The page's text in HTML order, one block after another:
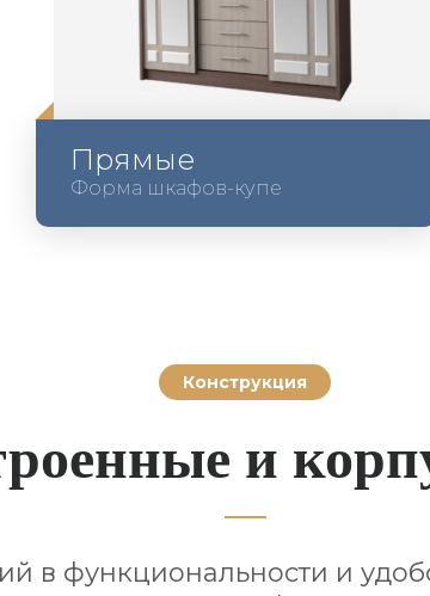
Прямые
Форма шкафов-купе
Конструкция
и
в функциональности и